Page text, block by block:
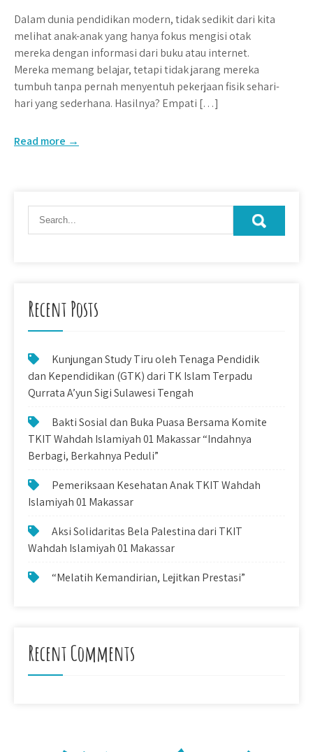
Dalam dunia pendidikan modern, tidak sedikit dari kita
melihat anak-anak yang hanya fokus mengisi otak
mereka dengan informasi dari buku atau internet.
Mereka memang belajar, tetapi tidak jarang mereka
tumbuh tanpa pernah menyentuh pekerjaan fisik sehari-
hari yang sederhana. Hasilnya? Empati […]
Read more →
Recent Posts
Kunjungan Study Tiru oleh Tenaga Pendidik
dan Kependidikan (GTK) dari TK Islam Terpadu
Qurrata A’yun Sigi Sulawesi Tengah
Bakti Sosial dan Buka Puasa Bersama Komite
TKIT Wahdah Islamiyah 01 Makassar “Indahnya
Berbagi, Berkahnya Peduli”
Pemeriksaan Kesehatan Anak TKIT Wahdah
Islamiyah 01 Makassar
Aksi Solidaritas Bela Palestina dari TKIT
Wahdah Islamiyah 01 Makassar
“Melatih Kemandirian, Lejitkan Prestasi”
Recent Comments